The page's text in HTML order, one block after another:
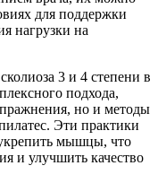
для поддержки
нагрузки на
3 и 4 степени в
подхода,
но и методы
Эти практики
мышцы, что
и улучшить качество